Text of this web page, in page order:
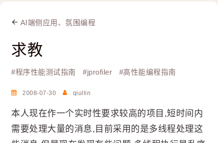
AI端侧应用、氛围编程
求教
#程序性能测试指南 #jprofiler #高性能编程指南
2008-07-30 qiullin
本人现在作一个实时性要求较高的项目,短时间内
需要处理大量的消息,目前采用的是多线程处理这